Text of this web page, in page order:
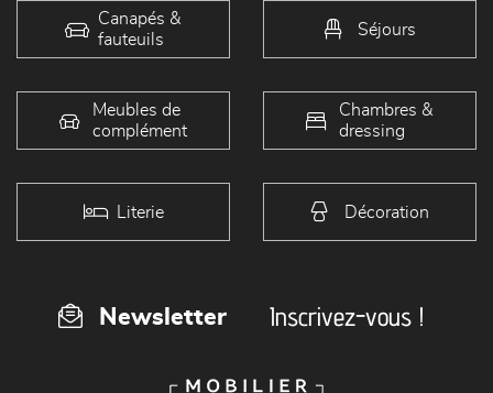
Canapés &
fauteuils
Séjours
Meubles de
complément
Chambres &
dressing
Literie Décoration
Newsletter Inscrivez-vous !